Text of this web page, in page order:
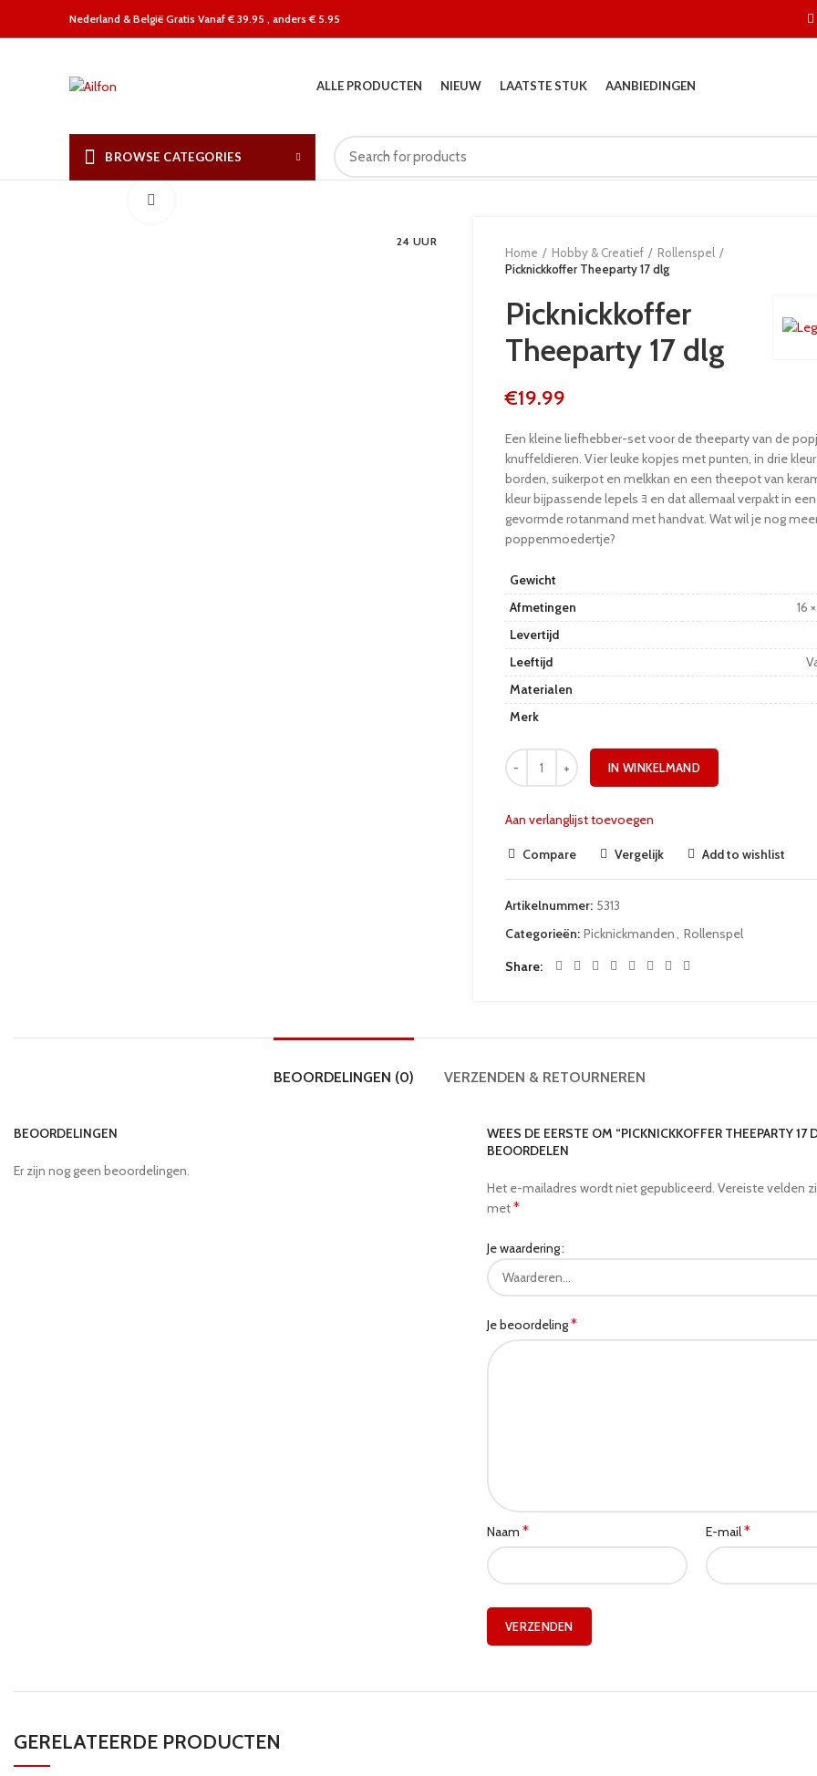
Nederland & België Gratis Vanaf € 39.95 , anders € 5.95
ALLE PRODUCTEN NIEUW LAATSTE STUK AANBIEDINGEN
BROWSE CATEGORIES
24 UUR
Home Hobby & Creatief
Rollenspel
Picknickkoffer Theeparty 17 dlg
Picknickkoffer
Theeparty 17 dlg
€19.99
Een kleine liefhebber-set voor de theeparty van de
knuffeldieren. Vier leuke kopjes met punten, in drie
borden, suikerpot en melkkan en een theepot van
kleur bijpassende lepels ﾖ en dat allemaal verpakt in
gevormde rotanmand met handvat. Wat wil je nog
poppenmoedertje?
Gewicht
Afmetingen
16
Levertijd
Leeftijd
Materialen
Merk
IN WINKELMAND
Aan verlanglijst toevoegen
Compare Vergelijk Add to wishlist
Artikelnummer: 5313
Categorieën: Picknickmanden, Rollenspel
Share
BEOORDELINGEN (0) VERZENDEN & RETOURNEREN
BEOORDELINGEN
Er zijn nog geen beoordelingen.
WEES DE EERSTE OM “PICKNICKKOFFER THEEPARTY 17
BEOORDELEN
Het e-mailadres wordt niet gepubliceerd. Vereiste velden
met*
Je waardering
Je beoordeling*
Naam * E-mail*
GERELATEERDE PRODUCTEN